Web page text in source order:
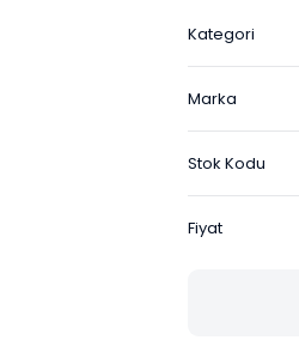
Kategori
Marka
Stok Kodu
Fiyat